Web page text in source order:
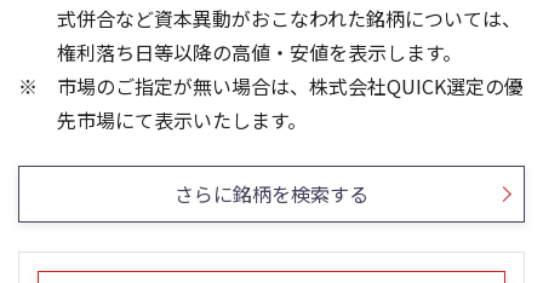
25/12
25/10
25/08
25/06
25/04 24/01
23/01
22/01
21/01
式併合など資本異動がおこなわれた銘柄については、
権利落ち日等以降の高値・安値を表示します。
市場のご指定が無い場合は、株式会社QUICK選定の優
先市場にて表示いたします。
さらに銘柄を検索する